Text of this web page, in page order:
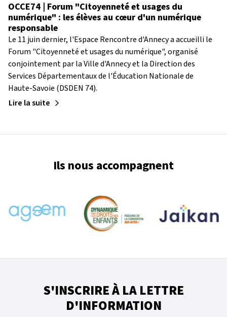
OCCE74 | Forum "Citoyenneté et usages du
numérique" : les élèves au cœur d'un numérique
responsable
Le 11 juin dernier, l'Espace Rencontre d'Annecy a accueilli le
Forum "Citoyenneté et usages du numérique", organisé
conjointement par la Ville d'Annecy et la Direction des
Services Départementaux de l'Éducation Nationale de
Haute-Savoie (DSDEN 74).
Lire la suite
Ils nous accompagnent
S'INSCRIRE À LA LETTRE
D'INFORMATION